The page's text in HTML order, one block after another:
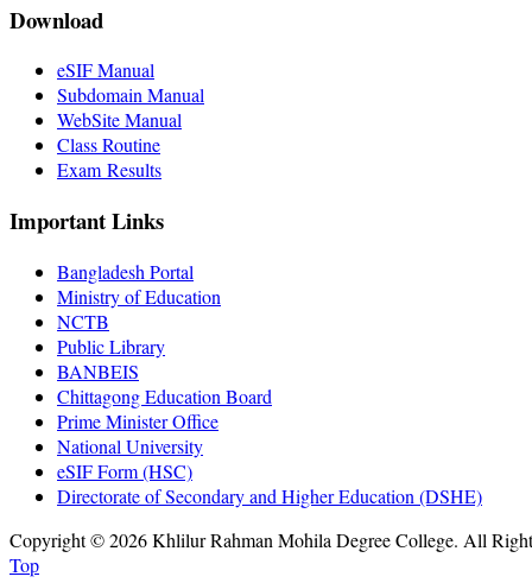
Download
eSIF Manual
Subdomain Manual
WebSite Manual
Class Routine
Exam Results
Important Links
Bangladesh Portal
Ministry of Education
NCTB
Public Library
BANBEIS
Chittagong Education Board
Prime Minister Office
National University
eSIF Form (HSC)
Directorate of Secondary and Higher Education (DSHE)
Copyright © 2026 Khlilur Rahman Mohila Degree College. All
Top